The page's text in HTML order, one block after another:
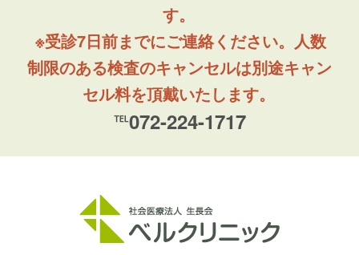
す。
※受診7日前までにご連絡ください。人数
制限のある検査のキャンセルは別途キャン
セル料を頂戴いたします。
℡072-224-1717